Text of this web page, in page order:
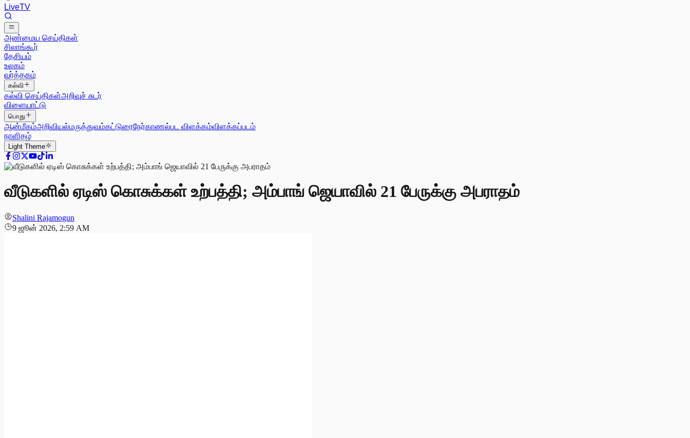
LiveTV
அண்மைய செய்திகள்
சிலாங்கூர்
தேசியம்
உலகம்
வர்த்தகம்
கல்வி
கல்வி செய்திகள்அறிவுச் சுடர்
விளையாட்டு
பொது
ஆன்மீகம்அறிவியல்மருத்துவம்கட்டுரைநேர்காணல்பட விளக்கம்விளக்கப்படம்
நாளிதழ்
Light Theme
வீடுகளில் ஏடிஸ் கொசுக்கள் உற்பத்தி; அம்பாங் ஜெயாவில் 21 பேருக்கு அபராதம்
Shalini Rajamogun
9 ஜூன் 2026, 2:59 AM